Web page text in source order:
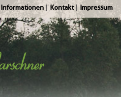
Informationen Kontakt Impressum